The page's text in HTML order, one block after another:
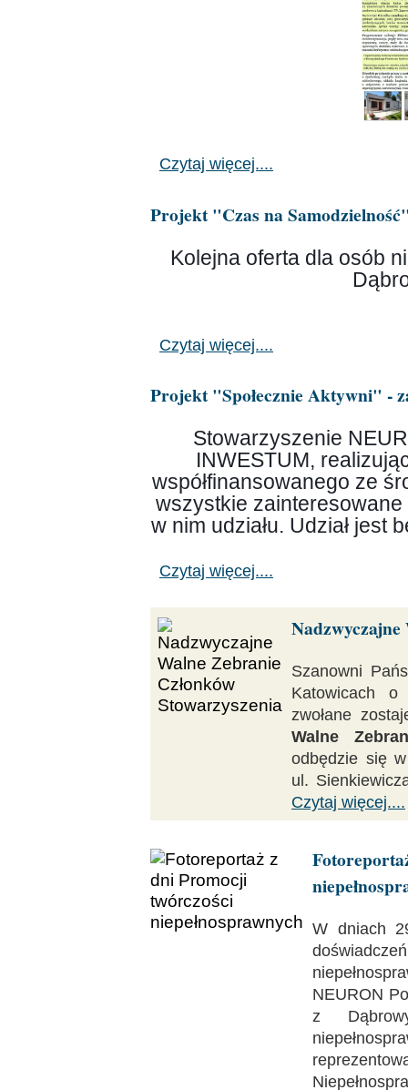
Czytaj więcej....
Projekt "Czas na
Kolejna oferta dla osób
Czytaj więcej....
Projekt "Społecznie Aktywni" -
Stowarzyszenie
INWESTUM,
współfinansowanego ze
wszystkie
w nim udziału. Udział jest
Czytaj więcej....
Nadzwyczajne
Szanowni
Katowicach
zwołane
Walne
odbędzie się
ul.
Czytaj więcej....
W dniach
NEURON
z